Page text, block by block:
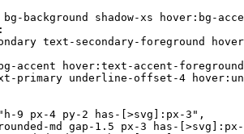
background shadow-xs hover:bg-
text-secondary-foreground
accent hover:text-accent-
primary underline-offset-4
"h-9 px-4 py-2 has-[>svg]:px-3" ,
md gap-1.5 px-3 has-